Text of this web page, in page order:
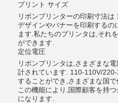
プリント サイズ
リボンプリンターの印刷寸法
デザインやバナーを印刷するの
ます.私たちのプリンタは,それ
ができます.
定位電圧
リボンプリンタは,さまざまな
計されています. 110-110V/
することができ,さまざまな国
この機能により,国際顧客を持
になります.